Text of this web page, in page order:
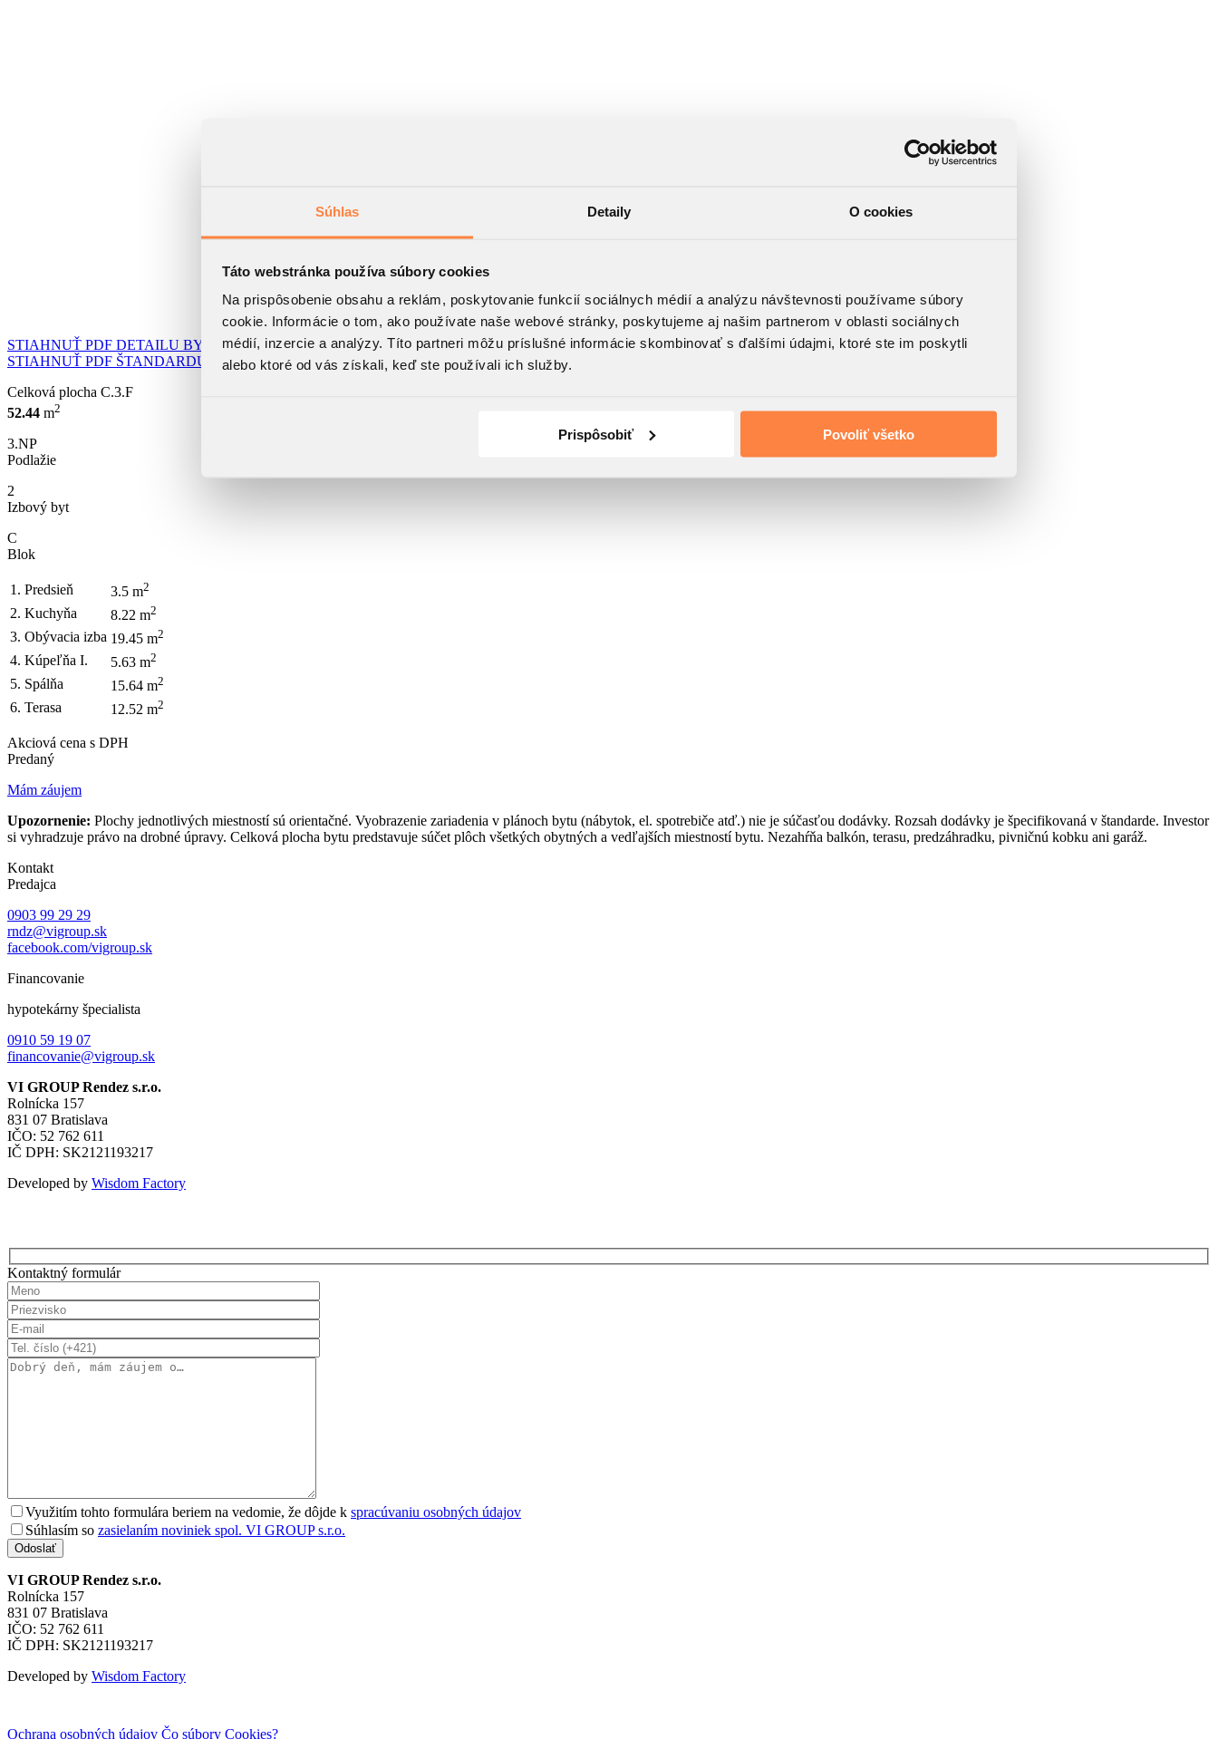
Súhlas Detaily O cookies
Táto webstránka používa súbory cookies
Na prispôsobenie obsahu a reklám, poskytovanie funkcií sociálnych médií a analýzu návštevnosti používame súbory
cookie. Informácie o tom, ako používate naše webové stránky, poskytujeme aj našim partnerom v oblasti sociálnych
médií, inzercie a analýzy. Títo partneri môžu príslušné informácie skombinovať s ďalšími údajmi, ktoré ste im poskytli
alebo ktoré od vás získali, keď ste používali ich služby.
Prispôsobiť Povoliť všetko
STIAHNUŤ PDF DETAILU BYTU
STIAHNUŤ PDF ŠTANDARDU BYTU
Celková plocha C.3.F
52.44 m2
3.NP
Podlažie
2
Izbový byt
C
Blok
1. Predsieň 3.5 m2
2. Kuchyňa 8.22 m2
3. Obývacia izba 19.45 m2
4. Kúpeľňa I. 5.63 m2
5. Spálňa 15.64 m2
6. Terasa 12.52 m2
Akciová cena s DPH
Predaný
Mám záujem
Upozornenie: Plochy jednotlivých miestností sú orientačné. Vyobrazenie zariadenia v plánoch bytu (nábytok, el. spotrebiče atď.) nie je súčasťou dodávky. Rozsah dodávky je špecifikovaná v štandarde. Investor
si vyhradzuje právo na drobné úpravy. Celková plocha bytu predstavuje súčet plôch všetkých obytných a vedľajších miestností bytu. Nezahŕňa balkón, terasu, predzáhradku, pivničnú kobku ani garáž.
Kontakt
Predajca
0903 99 29 29
rndz@vigroup.sk
facebook.com/vigroup.sk
Financovanie
hypotekárny špecialista
0910 59 19 07
financovanie@vigroup.sk
VI GROUP Rendez s.r.o.
Rolnícka 157
831 07 Bratislava
IČO: 52 762 611
IČ DPH: SK2121193217
Developed by Wisdom Factory
Kontaktný formulár
Využitím tohto formulára beriem na vedomie, že dôjde k spracúvaniu osobných údajov
Súhlasím so zasielaním noviniek spol. VI GROUP s.r.o.
Odoslať
VI GROUP Rendez s.r.o.
Rolnícka 157
831 07 Bratislava
IČO: 52 762 611
IČ DPH: SK2121193217
Developed by Wisdom Factory
Ochrana osobných údajov Čo súbory Cookies?